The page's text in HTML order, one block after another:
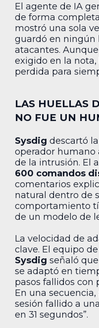
El agente de IA
de forma
mostró una sola
guardó en ningún
atacantes.
exigido en la
perdida para
LAS HUELLAS
NO FUE UN
Sysdig descartó
operador humano
de la intrusión. El
600 comandos
comentarios
natural dentro de
comportamiento
de un modelo de
La velocidad de
clave. El equipo
Sysdig señaló
se adaptó en
pasos fallidos con
En una
sesión fallido a
en 31 segundos”.